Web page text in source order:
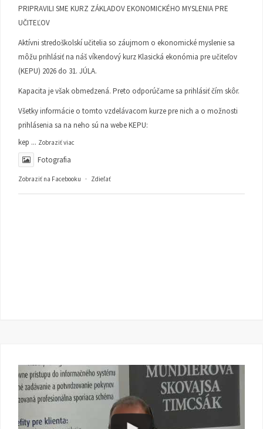
PRIPRAVILI SME KURZ ZÁKLADOV EKONOMICKÉHO MYSLENIA PRE
UČITEĽOV
Aktívni stredoškolskí učitelia so záujmom o ekonomické myslenie sa
môžu prihlásiť na náš víkendový kurz Klasická ekonómia pre učiteľov
(KEPU) 2026 do 31. JÚLA.
Kapacita je však obmedzená. Preto odporúčame sa prihlásiť čím skôr.
Všetky informácie o tomto vzdelávacom kurze pre nich a o možnosti
prihlásenia sa na neho sú na webe KEPU:
kep ... Zobraziť viac
Fotografia
Zobraziť na Facebooku · Zdieľať